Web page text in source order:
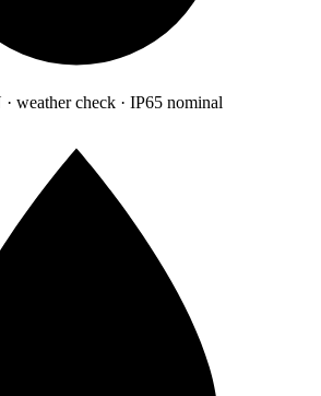
weather check · IP65 nominal